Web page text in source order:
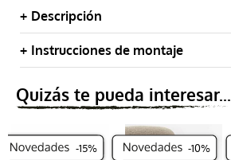
Descripción
Instrucciones de montaje
Quizás te pueda interesar...
-15%
-15% -10%